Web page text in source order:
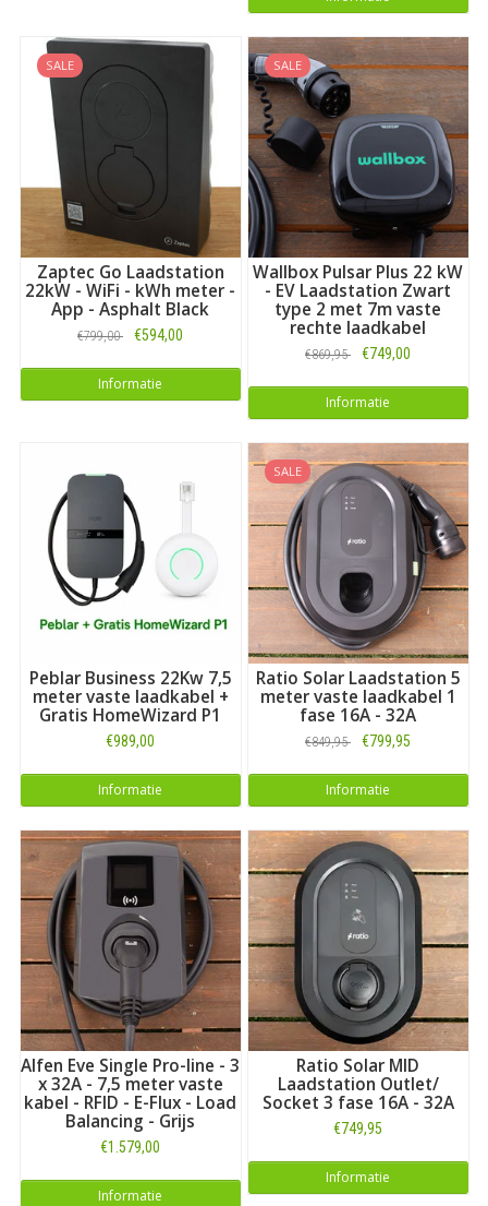
SALE
Zaptec Go Laadstation
22kW - WiFi - kWh meter -
App - Asphalt Black
€799,00 €594,00
Informatie
SALE
Wallbox Pulsar Plus 22 kW
- EV Laadstation Zwart
type 2 met 7m vaste
rechte laadkabel
€869,95 €749,00
Informatie
Peblar Business 22Kw 7,5
meter vaste laadkabel +
Gratis HomeWizard P1
€989,00
Informatie
SALE
Ratio Solar Laadstation 5
meter vaste laadkabel 1
fase 16A - 32A
€849,95 €799,95
Informatie
Alfen Eve Single Pro-line - 3
x 32A - 7,5 meter vaste
kabel - RFID - E-Flux - Load
Balancing - Grijs
€1.579,00
Informatie
Ratio Solar MID
Laadstation Outlet/
Socket 3 fase 16A - 32A
€749,95
Informatie